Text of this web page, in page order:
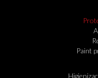
Paint